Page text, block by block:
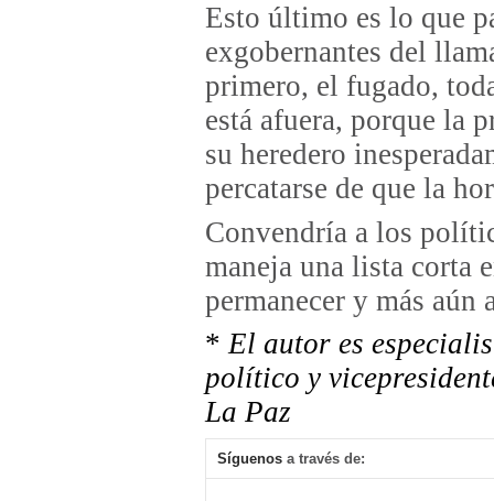
Esto último es lo que
exgobernantes del
primero, el fugado,
está afuera, porque la
su heredero
percatarse de que la
Convendría a los
maneja una lista corta
permanecer y más aún
* El autor es
político y
La Paz
Síguenos a través de: